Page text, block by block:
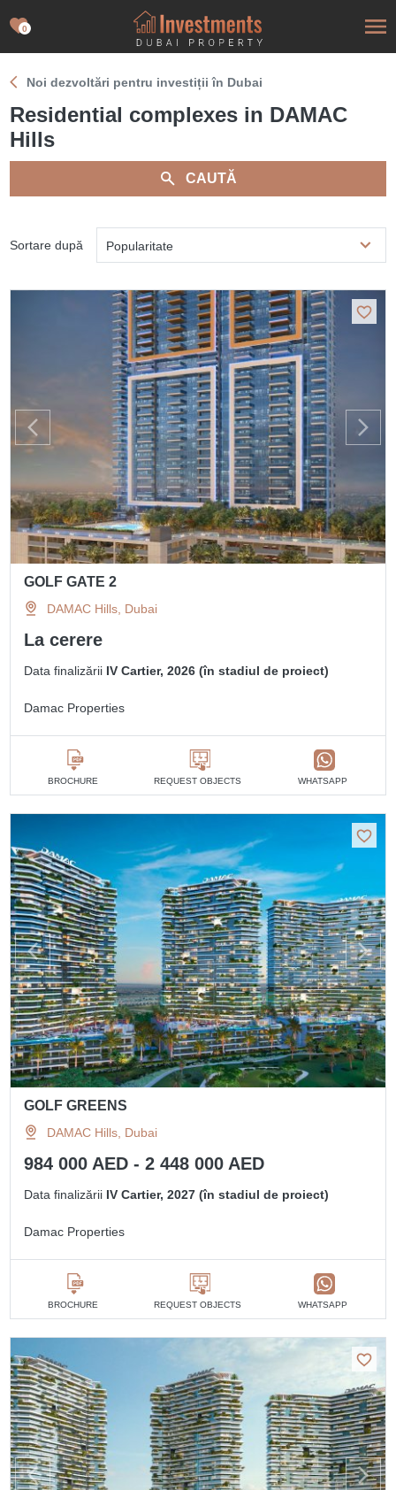
0
Noi dezvoltări pentru investiții în Dubai
Residential complexes in DAMAC
Hills
CAUTĂ
Sortare după Popularitate
GOLF GATE 2
DAMAC Hills, Dubai
La cerere
Data finalizării IV Cartier, 2026 (în stadiul de proiect)
Damac Properties
BROCHURE REQUEST OBJECTS WHATSAPP
GOLF GREENS
DAMAC Hills, Dubai
984 000 AED - 2 448 000 AED
Data finalizării IV Cartier, 2027 (în stadiul de proiect)
Damac Properties
BROCHURE REQUEST OBJECTS WHATSAPP